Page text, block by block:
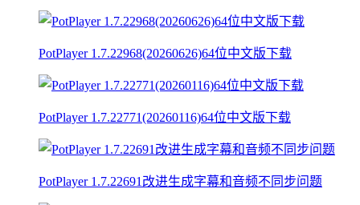
PotPlayer 1.7.22968(20260626)64位中文版下载
PotPlayer 1.7.22771(20260116)64位中文版下载
PotPlayer 1.7.22691改进生成字幕和音频不同步问题